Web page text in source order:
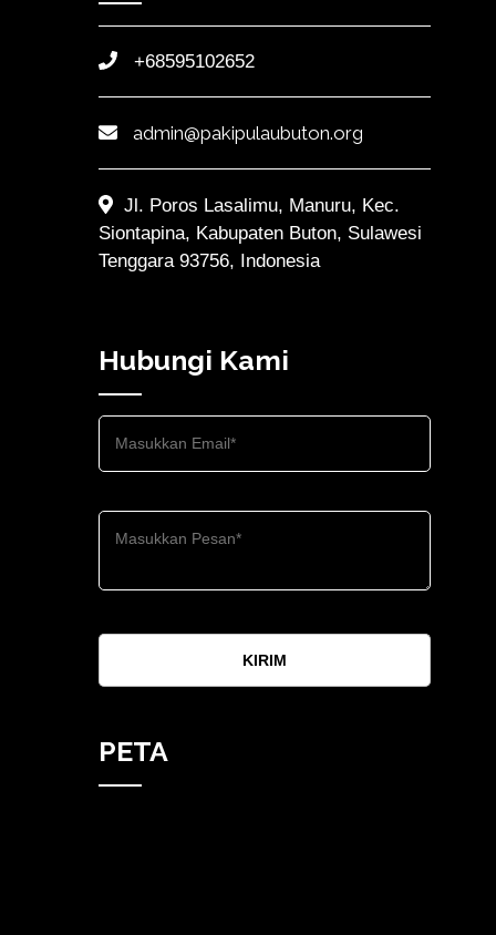
+68595102652
admin@pakipulaubuton.org
Jl. Poros Lasalimu, Manuru, Kec.
Siontapina, Kabupaten Buton, Sulawesi
Tenggara 93756, Indonesia
Hubungi Kami
KIRIM
PETA